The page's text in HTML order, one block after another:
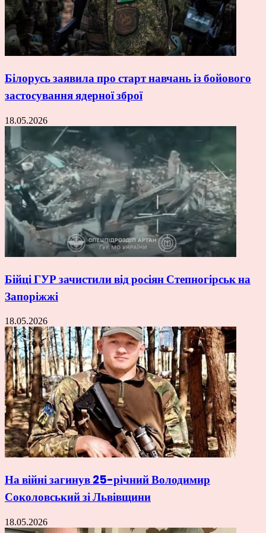
Білорусь заявила про старт навчань із бойового
застосування ядерної зброї
18.05.2026
Бійці ГУР зачистили від росіян Степногірськ на
Запоріжжі
18.05.2026
На війні загинув 25-річний Володимир
Соколовський зі Львівщини
18.05.2026